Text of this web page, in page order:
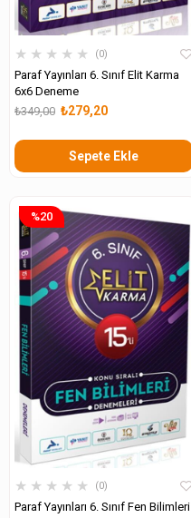
★ ★ ★ ★ ★ 0
Paraf Yayınları 6. Sınıf Elit Karma
6x6 Deneme
₺279,20
₺349,00
Sepete Ekle
★ ★ ★ ★ ★ 0
Paraf Yayınları 6. Sınıf Fen Bilimleri
%20